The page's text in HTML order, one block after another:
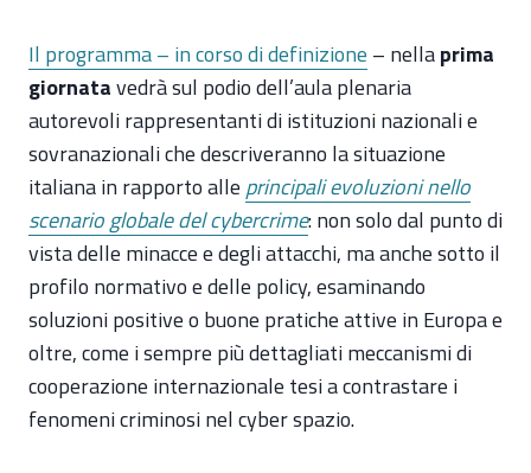
Il programma – in corso di definizione – nellaprima
giornatavedrà sul podio dell’aula plenaria
autorevoli rappresentanti di istituzioni nazionali e
sovranazionali che descriveranno la situazione
italiana in rapporto alle principali evoluzioni nello
scenario globale del cybercrime: non solo dal punto di
vista delle minacce e degli attacchi, ma anche sotto il
profilo normativo e delle policy, esaminando
soluzioni positive o buone pratiche attive in Europa e
oltre, come i sempre più dettagliati meccanismi di
cooperazione internazionale tesi a contrastare i
fenomeni criminosi nel cyber spazio.